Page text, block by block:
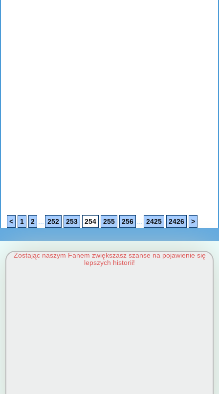
< 1 2 ... 252 253 254 255 256 ... 2425 2426 >
Zostając naszym Fanem zwiększasz szanse na pojawienie się
lepszych historii!